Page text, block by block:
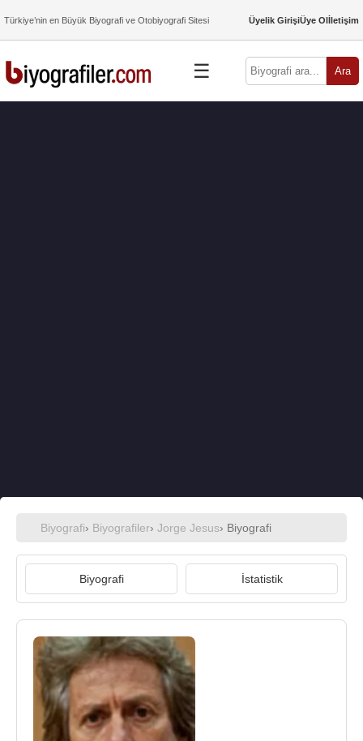
Türkiye’nin en Büyük Biyografi ve Otobiyografi Sitesi Üyelik GirişiÜye Olİletişim
☰ Ara
Biyografi› Biyografiler› Jorge Jesus› Biyografi
Biyografi İstatistik